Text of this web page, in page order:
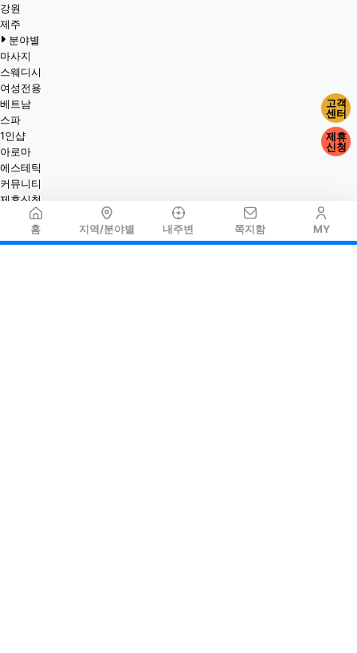
홈 지역/분야별 내주변 쪽지함 MY
강원
제주
분야별
마사지
스웨디시
여성전용
베트남
스파
1인샵
아로마
에스테틱
커뮤니티
제휴신청
고객
센터
제휴
신청